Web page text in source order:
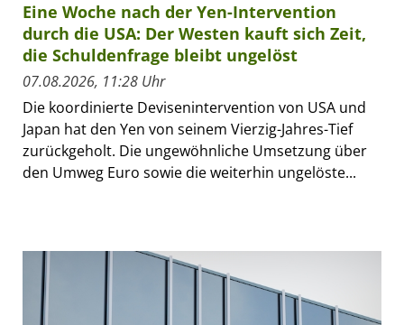
Eine Woche nach der Yen-Intervention
durch die USA: Der Westen kauft sich Zeit,
die Schuldenfrage bleibt ungelöst
07.08.2026, 11:28 Uhr
Die koordinierte Devisenintervention von USA und
Japan hat den Yen von seinem Vierzig-Jahres-Tief
zurückgeholt. Die ungewöhnliche Umsetzung über
den Umweg Euro sowie die weiterhin ungelöste...